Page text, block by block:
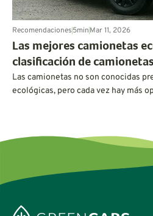
Recomendaciones5minMar 11, 2026
Las mejores camionetas
clasificación de
Las camionetas no son conocidas
ecológicas, pero cada vez hay más